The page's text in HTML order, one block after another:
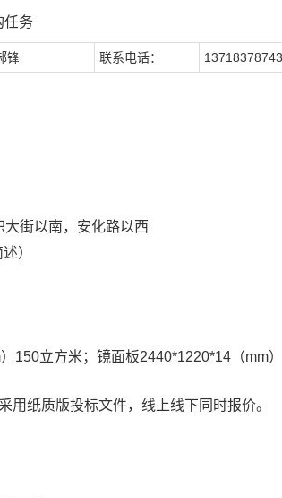
任务
锋 联系电话： 13718378743
街以南，安化路以西
述）
150立方米；镜面板2440*1220*14（mm
纸质版投标文件，线上线下同时报价。